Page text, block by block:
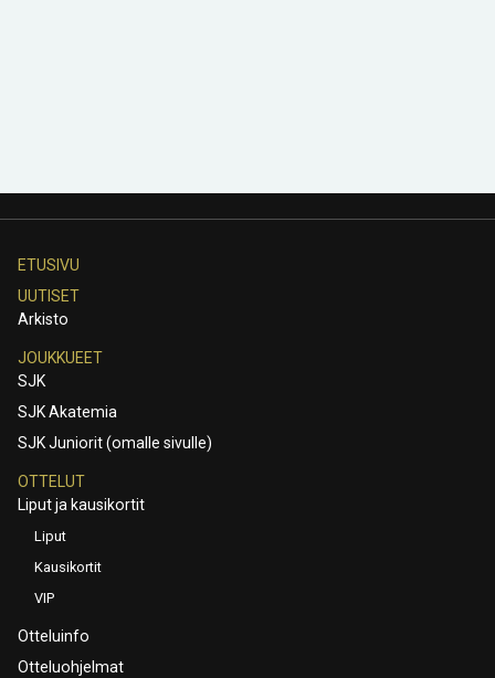
ETUSIVU
UUTISET
Arkisto
JOUKKUEET
SJK
SJK Akatemia
SJK Juniorit (omalle sivulle)
OTTELUT
Liput ja kausikortit
Liput
Kausikortit
VIP
Otteluinfo
Otteluohjelmat